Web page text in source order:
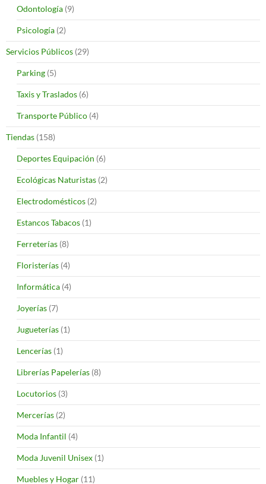
Odontología (9)
Psicología (2)
Servicios Públicos (29)
Parking (5)
Taxis y Traslados (6)
Transporte Público (4)
Tiendas (158)
Deportes Equipación (6)
Ecológicas Naturistas (2)
Electrodomésticos (2)
Estancos Tabacos (1)
Ferreterías (8)
Floristerías (4)
Informática (4)
Joyerías (7)
Jugueterías (1)
Lencerías (1)
Librerías Papelerías (8)
Locutorios (3)
Mercerías (2)
Moda Infantil (4)
Moda Juvenil Unisex (1)
Muebles y Hogar (11)